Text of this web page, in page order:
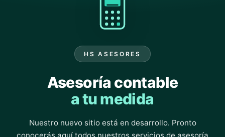
HS ASESORES
Asesoría contable
a tu medida
Nuestro nuevo sitio está en desarrollo. Pronto